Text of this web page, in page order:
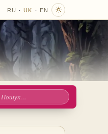
RU · UK · EN